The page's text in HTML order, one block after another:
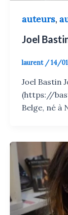
auteurs,
Joel
laurent /14/
Joel Bastin
(https://
Belge, né à